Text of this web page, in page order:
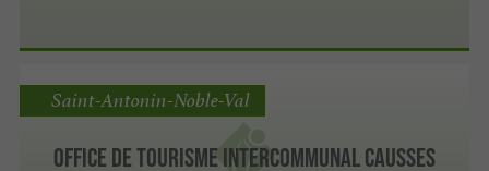
Office de Tourisme Intercommunal Causses
Saint-Antonin-Noble-Val